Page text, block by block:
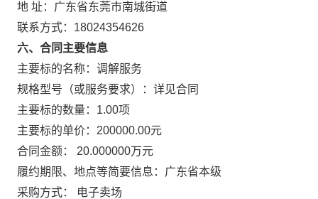
地 址：广东省东莞市南城街道
联系方式：18024354626
六、合同主要信息
主要标的名称：调解服务
规格型号（或服务要求）：详见合同
主要标的数量：1.00项
主要标的单价：200000.00元
合同金额： 20.000000万元
履约期限、地点等简要信息：广东省本级
采购方式： 电子卖场